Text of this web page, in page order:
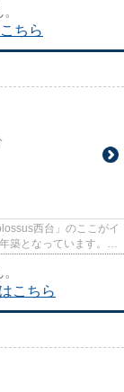
ちら
西台」のここがイ
築となっています。ク
こちら